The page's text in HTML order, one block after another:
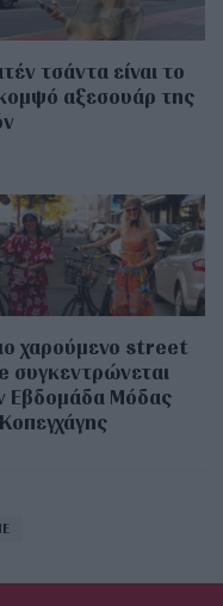
τσάντα είναι το
αξεσουάρ της
χαρούμενο street
συγκεντρώνεται
Εβδομάδα Μόδας